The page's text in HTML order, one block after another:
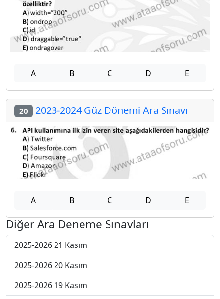
A B C D E
20 2023-2024 Güz Dönemi Ara Sınavı
A B C D E
Diğer Ara Deneme Sınavları
2025-2026 21 Kasım
2025-2026 20 Kasım
2025-2026 19 Kasım